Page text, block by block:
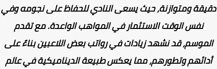
ومتوازنة، حيث يسعى النادي للحفاظ على نجومه وفي
نفس الوقت الاستثمار في المواهب الواعدة. مع تقدم
قد نشهد زيادات في رواتب بعض اللاعبين بناءً على
وتطورهم، مما يعكس طبيعة الديناميكية في عالم